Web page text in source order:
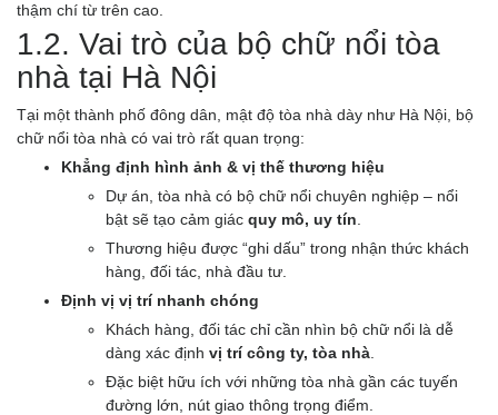
thậm chí từ trên cao.
1.2. Vai trò của bộ chữ nổi tòa
nhà tại Hà Nội
Tại một thành phố đông dân, mật độ tòa nhà dày như Hà Nội, bộ
chữ nổi tòa nhà có vai trò rất quan trọng:
Khẳng định hình ảnh & vị thế thương hiệu
Dự án, tòa nhà có bộ chữ nổi chuyên nghiệp – nổi
bật sẽ tạo cảm giác quy mô, uy tín
Thương hiệu được “ghi dấu” trong nhận thức khách
hàng, đối tác, nhà đầu tư.
Định vị vị trí nhanh chóng
Khách hàng, đối tác chỉ cần nhìn bộ chữ nổi là dễ
dàng xác định vị trí công ty, tòa nhà
Đặc biệt hữu ích với những tòa nhà gần các tuyến
đường lớn, nút giao thông trọng điểm.